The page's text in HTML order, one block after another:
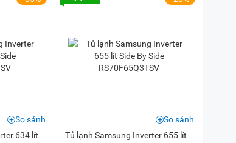
634 lít
So sánh
Tủ lạnh Samsung Inverter 655 lít
So sánh